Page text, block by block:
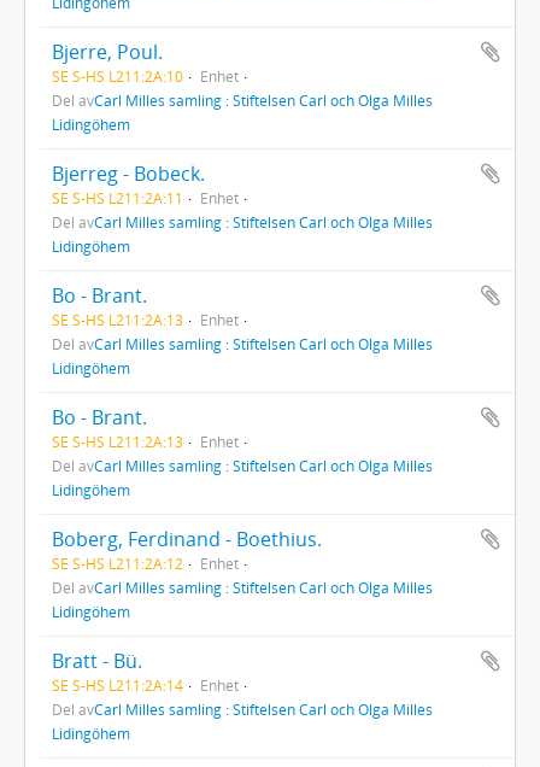
Bjerre, Poul.
SE S-HS L211:2A:10
Enhet
Del avCarl Milles samling : Stiftelsen Carl och Olga Milles
Lidingöhem
Bjerreg - Bobeck.
SE S-HS L211:2A:11
Enhet
Del avCarl Milles samling : Stiftelsen Carl och Olga Milles
Lidingöhem
Bo - Brant.
SE S-HS L211:2A:13
Enhet
Del avCarl Milles samling : Stiftelsen Carl och Olga Milles
Lidingöhem
Bo - Brant.
SE S-HS L211:2A:13
Enhet
Del avCarl Milles samling : Stiftelsen Carl och Olga Milles
Lidingöhem
Boberg, Ferdinand - Boethius.
SE S-HS L211:2A:12
Enhet
Del avCarl Milles samling : Stiftelsen Carl och Olga Milles
Lidingöhem
Bratt - Bü.
SE S-HS L211:2A:14
Enhet
Del avCarl Milles samling : Stiftelsen Carl och Olga Milles
Lidingöhem